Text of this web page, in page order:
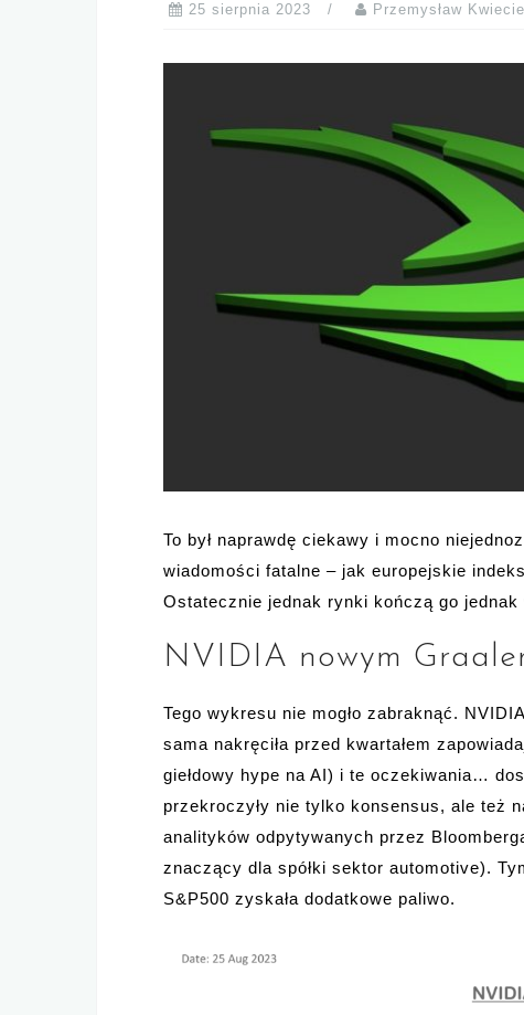
25 sierpnia 2023 Przemysław
To był naprawdę ciekawy i mocno
wiadomości fatalne – jak europejskie
Ostatecznie jednak rynki kończą go jednak
NVIDIA nowym
Tego wykresu nie mogło zabraknąć.
sama nakręciła przed kwartałem
giełdowy hype na AI) i te oczekiwania…
przekroczyły nie tylko konsensus, ale też
analityków odpytywanych przez
znaczący dla spółki sektor automotive).
S&P500 zyskała dodatkowe paliwo.